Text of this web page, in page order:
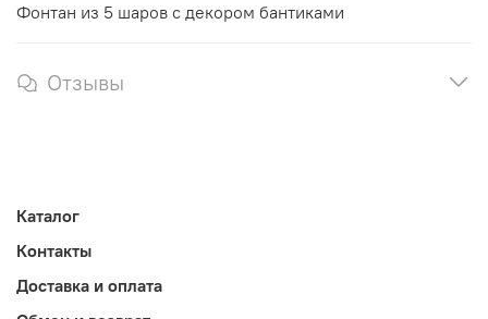
Фонтан из 5 шаров с декором бантиками
Отзывы
Каталог
Контакты
Доставка и оплата